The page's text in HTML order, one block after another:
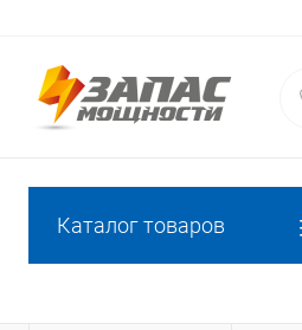
Каталог товаров